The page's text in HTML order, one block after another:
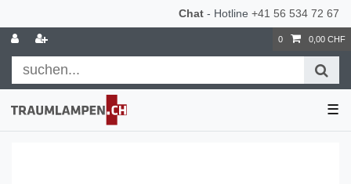
Chat - Hotline +41 56 534 72 67
0 0,00 CHF
☰